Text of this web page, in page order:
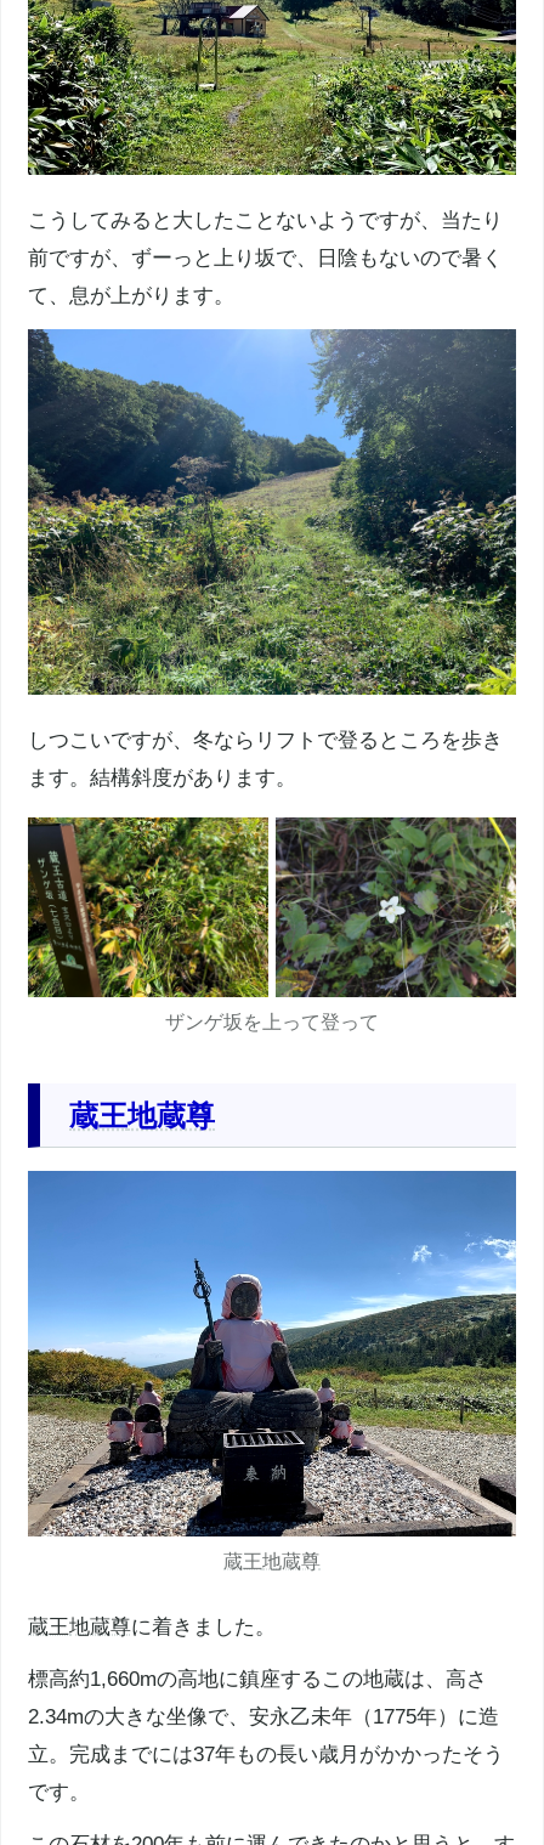
こうしてみると大したことないようですが、当たり
前ですが、ずーっと上り坂で、日陰もないので暑く
て、息が上がります。
しつこいですが、冬ならリフトで登るところを歩き
ます。結構斜度があります。
ザンゲ坂を上って登って
蔵王地蔵尊
蔵王地蔵尊
蔵王地蔵尊に着きました。
標高約1,660mの高地に鎮座するこの地蔵は、高さ
2.34mの大きな坐像で、安永乙未年（1775年）に造
立。完成までには37年もの長い歳月がかかったそう
です。